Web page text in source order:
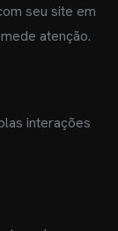
seu site em
atenção.
interações